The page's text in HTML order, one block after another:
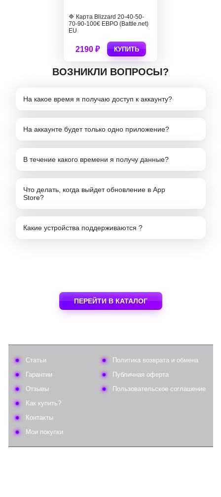
🔷 Карта Blizzard 20-40-50-
70-90-100€ ЕВРО (Battle.net)
EU
2190 ₽ КУПИТЬ
ВОЗНИКЛИ ВОПРОСЫ?
На какое время я получаю доступ к аккаунту?
На аккаунте будет только одно приложение?
В течение какого времени я получу данные?
Что делать, когда выйдет обновление в App
Store?
Какие устройства поддерживаются ?
ПЕРЕЙТИ В КАТАЛОГ
Статьи
Гарантии
Отзывы
Как купить?
Контакты
Мои покупки
Политика возврата и обмена
Публичная оферта
Пользовательское соглашение